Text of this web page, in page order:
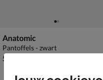
Anatomic
Pantoffels - zwart
€ 59,99
59